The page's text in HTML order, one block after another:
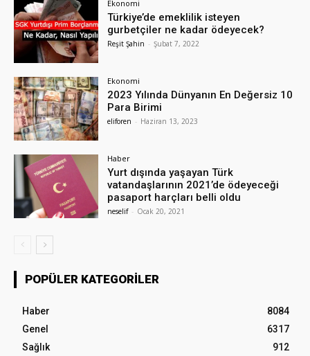
Ekonomi
Türkiye’de emeklilik isteyen
gurbetçiler ne kadar ödeyecek?
Reşit Şahin - Şubat 7, 2022
Ekonomi
2023 Yılında Dünyanın En Değersiz 10
Para Birimi
eliforen - Haziran 13, 2023
Haber
Yurt dışında yaşayan Türk
vatandaşlarının 2021’de ödeyeceği
pasaport harçları belli oldu
neselif - Ocak 20, 2021
POPÜLER KATEGORILER
Haber
8084
Genel
6317
Sağlık
912